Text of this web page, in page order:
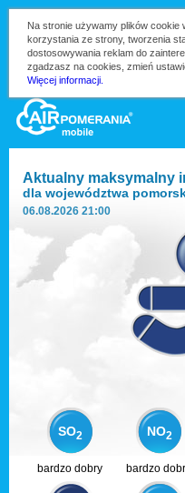
Na stronie używamy plików cookie
korzystania ze strony, tworzenia
dostosowywania reklam do
zgadzasz na cookies, zmień
Więcej informacji.
Aktualny maksymalny
dla województwa
06.08.2026 21:00
SO2 NO2
bardzo dobry bardzo